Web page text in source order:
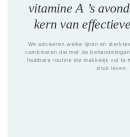
vitamine A ’s
kern van
We adviseren welke lijnen en
combineren die met de
haalbare routine die makkelijk vol te
druk leven.